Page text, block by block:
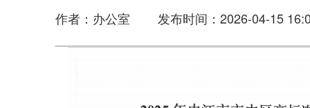
作者：办公室 发布时间：2026-04-15